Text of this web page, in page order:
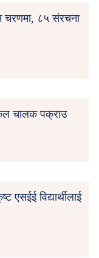
चरणमा, ८५ संरचना
चालक पक्राउ
एसईई विद्यार्थीलाई